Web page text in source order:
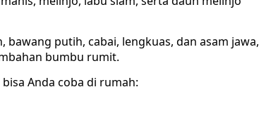
putih, cabai, lengkuas, dan asam jawa,
bumbu rumit.
Anda coba di rumah: